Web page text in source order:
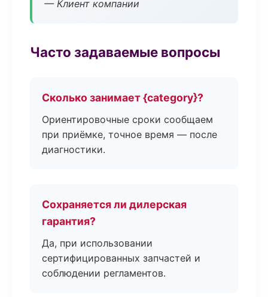
— Клиент компании
Часто задаваемые вопросы
Сколько занимает {category}?
Ориентировочные сроки сообщаем
при приёмке, точное время — после
диагностики.
Сохраняется ли дилерская
гарантия?
Да, при использовании
сертифицированных запчастей и
соблюдении регламентов.